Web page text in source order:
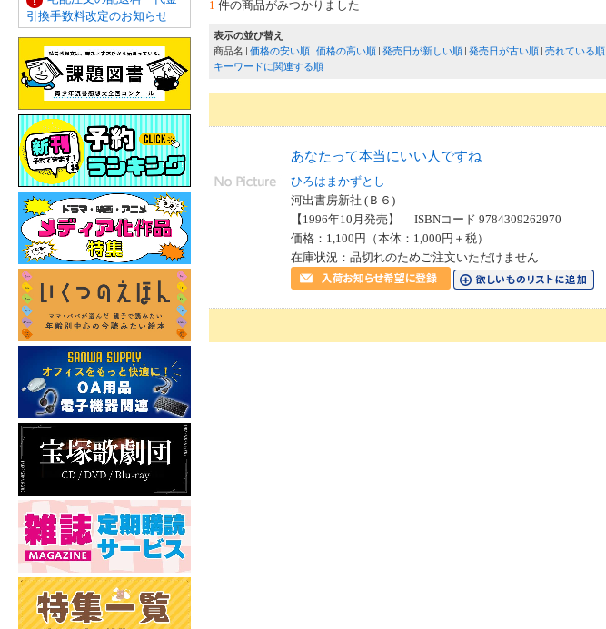
引換手数料改定のお知らせ
1 件の商品がみつかりました
表示の並び替え
商品名
価格の安い順 価格の高い順 発売日が新しい順 発売日が古い順 売れている順
キーワードに関連する順
あなたって本当にいい人ですね
ひろはまかずとし
河出書房新社 (Ｂ６)
【1996年10月発売】 ISBNコード 9784309262970
価格：1,100円（本体：1,000円＋税）
在庫状況：品切れのためご注文いただけません